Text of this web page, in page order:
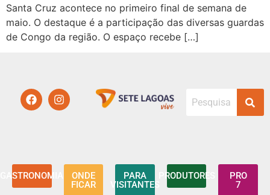
Santa Cruz acontece no primeiro final de semana de
maio. O destaque é a participação das diversas guardas
de Congo da região. O espaço recebe […]
GASTRONOMIA
ONDE
FICAR
PARA
VISITANTES
PRODUTORES
PRO
7